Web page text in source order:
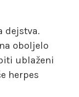
dejstva.
oboljelo
ublaženi
herpes